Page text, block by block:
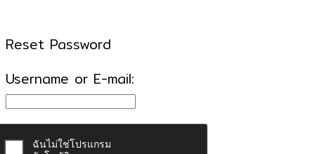
Reset Password
Username or E-mail: